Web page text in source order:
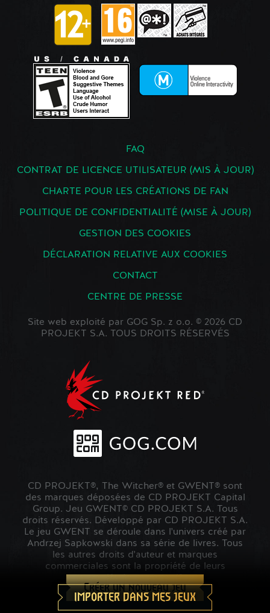
Créer un nouveau jeu
IMPORTER DANS MES JEUX
FAQ
CONTRAT DE LICENCE UTILISATEUR (MIS À JOUR)
CHARTE POUR LES CRÉATIONS DE FAN
POLITIQUE DE CONFIDENTIALITÉ (MISE À JOUR)
GESTION DES COOKIES
DÉCLARATION RELATIVE AUX COOKIES
CONTACT
CENTRE DE PRESSE
Site web exploité par GOG Sp. z o.o. © 2026 CD
PROJEKT S.A. TOUS DROITS RÉSERVÉS
CD PROJEKT®, The Witcher® et GWENT® sont
des marques déposées de CD PROJEKT Capital
Group. Jeu GWENT© CD PROJEKT S.A. Tous
droits réservés. Développé par CD PROJEKT S.A.
Le jeu GWENT se déroule dans l'univers créé par
Andrzej Sapkowski dans sa série de livres. Tous
les autres droits d'auteur et marques
commerciales sont la propriété de leurs
propriétaires respectifs.